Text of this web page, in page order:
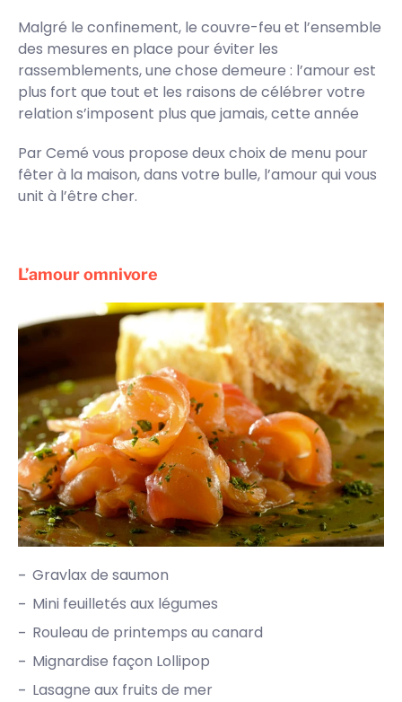
Malgré le confinement, le couvre-feu et l’ensemble
des mesures en place pour éviter les
rassemblements, une chose demeure : l’amour est
plus fort que tout et les raisons de célébrer votre
relation s’imposent plus que jamais, cette année
Par Cemé vous propose deux choix de menu pour
fêter à la maison, dans votre bulle, l’amour qui vous
unit à l’être cher.
L’amour omnivore
Gravlax de saumon
Mini feuilletés aux légumes
Rouleau de printemps au canard
Mignardise façon Lollipop
Lasagne aux fruits de mer